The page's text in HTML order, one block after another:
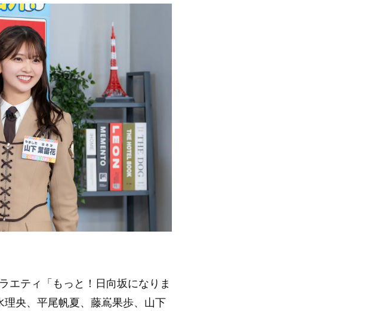
エティ「もっと！日向坂になりま
央、平尾帆夏、藤嶌果歩、山下